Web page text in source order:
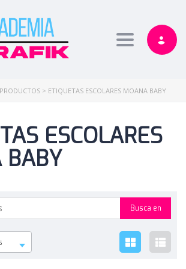
Toggle
PRODUCTOS > ETIQUETAS ESCOLARES MOANA BABY
ESCOLARES
BABY